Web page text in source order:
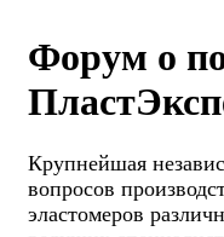
Форум о
Крупнейшая
вопросов
эластомеров